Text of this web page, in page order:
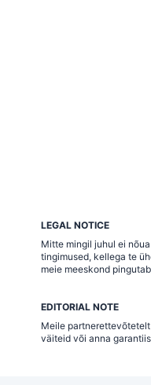
LEGAL NOTICE
Mitte mingil juhul ei
tingimused, kellega te
meie meeskond
EDITORIAL NOTE
Meile
väiteid või anna